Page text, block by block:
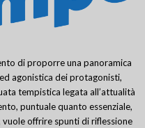
di proporre una panoramica
agonistica dei protagonisti,
tempistica legata all’attualità
puntuale quanto essenziale,
vuole offrire spunti di riflessione